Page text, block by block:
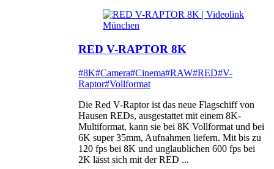
RED V-RAPTOR 8K
#8K#Camera#Cinema#RAW#RED#V-
Raptor#Vollformat
Die Red V-Raptor ist das neue Flagschiff von
Hausen REDs, ausgestattet mit einem 8K-
Multiformat, kann sie bei 8K Vollformat und bei
6K super 35mm, Aufnahmen liefern. Mit bis zu
120 fps bei 8K und unglaublichen 600 fps bei
2K lässt sich mit der RED ...